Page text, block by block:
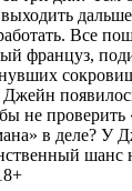
Все
француз,
не проверить
в деле? У
шанс